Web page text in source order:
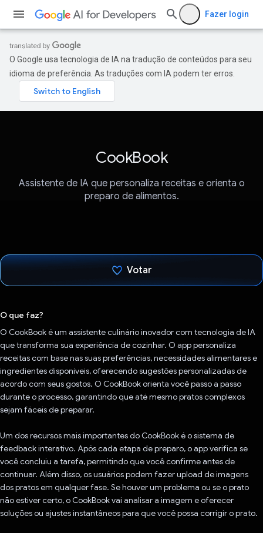
Fazer login
O Google usa tecnologia de IA na tradução de conteúdos para seu
idioma de preferência. As traduções com IA podem ter erros.
CookBook
Assistente de IA que personaliza receitas e orienta o
preparo de alimentos.
Votar
O que faz?
O CookBook é um assistente culinário inovador com tecnologia de IA
que transforma sua experiência de cozinhar. O app personaliza
receitas com base nas suas preferências, necessidades alimentares e
ingredientes disponíveis, oferecendo sugestões personalizadas de
acordo com seus gostos. O CookBook orienta você passo a passo
durante o processo, garantindo que até mesmo pratos complexos
sejam fáceis de preparar.
Um dos recursos mais importantes do CookBook é o sistema de
feedback interativo. Após cada etapa de preparo, o app verifica se
você concluiu a tarefa, permitindo que você confirme antes de
continuar. Além disso, os usuários podem fazer upload de imagens
dos pratos em qualquer fase. Se houver um problema ou se o prato
não estiver certo, o CookBook vai analisar a imagem e oferecer
soluções ou ajustes instantâneos para que você possa corrigir o prato.